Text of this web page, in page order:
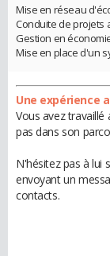
Mise en réseau
Conduite de projets
Gestion en
Mise en place d'un
Une expérience
Vous avez travaillé
pas dans son
N'hésitez pas à lui
envoyant un
contacts.